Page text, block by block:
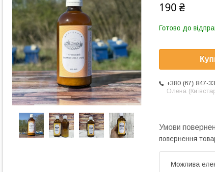
190 ₴
Готово до
+380 (67) 847-
Олена
повернення